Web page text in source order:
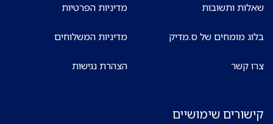
שאלות ותשובות
בלוג מומחים של ס.מדיק
צרו קשר
מדיניות הפרטיות
מדיניות המשלוחים
הצהרת נגישות
קישורים שימושיים